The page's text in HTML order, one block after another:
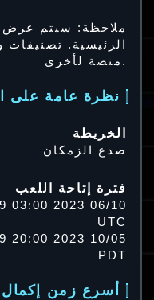
ملاحظة: سيتم عرض
الرئيسية.
منصة لأخرى.
نظرة عامة على
الخريطة
صدع الزمكان
فترة إتاحة اللعب
UTC
PDT
أسرع زمن إكمال